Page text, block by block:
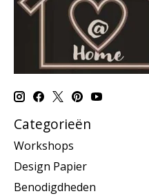
Categorieën
Workshops
Design Papier
Benodigdheden